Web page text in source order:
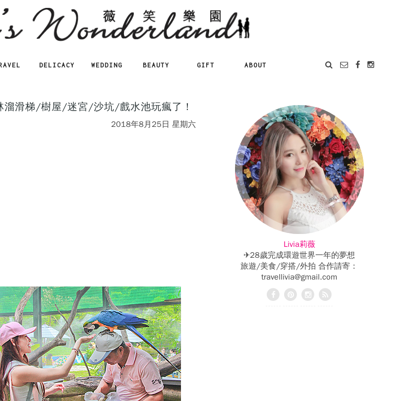
DELICACY WEDDING BEAUTY GIFT ABOUT
溜滑梯/樹屋/迷宮/沙坑/戲水池玩瘋了！
2018年8月25日 星期六
Livia莉薇
✈28歲完成環遊世界一年的夢想
旅遊/美食/穿搭/外拍 合作請寄：
travellivia@gmail.com